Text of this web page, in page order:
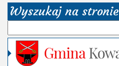
Wyszukaj na stronie